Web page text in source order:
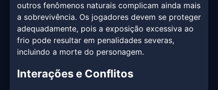
outros fenômenos naturais complicam ainda mais
a sobrevivência. Os jogadores devem se proteger
adequadamente, pois a exposição excessiva ao
frio pode resultar em penalidades severas,
incluindo a morte do personagem.
Interações e Conflitos